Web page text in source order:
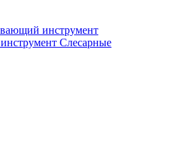
инструмент
Слесарные